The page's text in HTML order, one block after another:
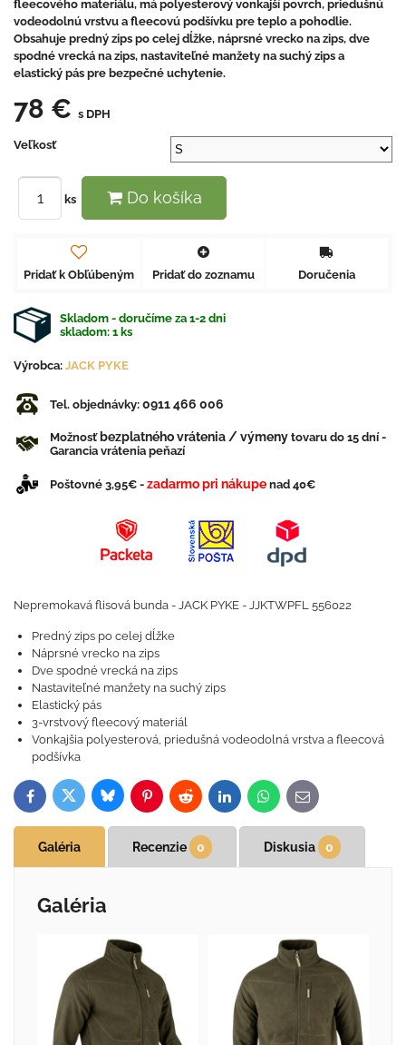
fleecového materiálu, má polyesterový vonkajší povrch, priedušnú
vodeodolnú vrstvu a fleecovú podšívku pre teplo a pohodlie.
Obsahuje predný zips po celej dĺžke, náprsné vrecko na zips, dve
spodné vrecká na zips, nastaviteľné manžety na suchý zips a
elastický pás pre bezpečné uchytenie.
78 € s DPH
Veľkosť
ks Do košíka
Pridať k Obľúbeným Pridať do zoznamu Doručenia
Skladom - doručíme za 1-2 dni
skladom: 1 ks
Výrobca: JACK PYKE
Tel. objednávky: 0911 466 006
Možnosťbezplatného vrátenia / výmeny tovaru do 15 dní -
Garancia vrátenia peňazí
Poštovné 3,95€ - zadarmo pri nákupe nad 40€
Nepremokavá flisová bunda - JACK PYKE - JJKTWPFL 556022
Predný zips po celej dĺžke
Náprsné vrecko na zips
Dve spodné vrecká na zips
Nastaviteľné manžety na suchý zips
Elastický pás
3-vrstvový fleecový materiál
Vonkajšia polyesterová, priedušná vodeodolná vrstva a fleecová
podšívka
FacebookTwitterBlueskyPinterestReddit LinkedInWhatsApp
E-
mail
Galéria Recenzie 0 Diskusia 0
Galéria